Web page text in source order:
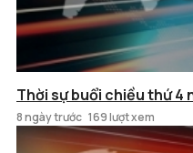
Thời sự buổi chiều thứ 4
8 ngày trước 169 lượt xem